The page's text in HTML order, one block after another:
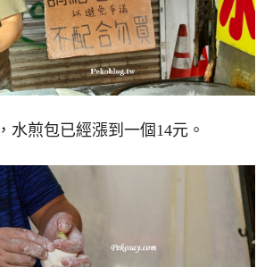
水煎包已經漲到一個14元。